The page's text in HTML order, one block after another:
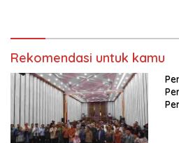
Kasih Allah.
Rekomendasi untuk kamu